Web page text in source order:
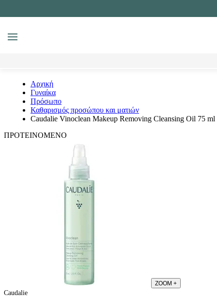
MENU
Αρχική
Γυναίκα
Πρόσωπο
Καθαρισμός προσώπου και ματιών
Caudalie Vinoclean Makeup Removing Cleansing Oil 75 ml
ΠΡΟΤΕΙΝΟΜΕΝΟ
ZOOM +
Caudalie